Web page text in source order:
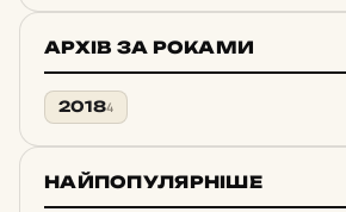
АРХІВ ЗА РОКАМИ
20184
НАЙПОПУЛЯРНІШЕ